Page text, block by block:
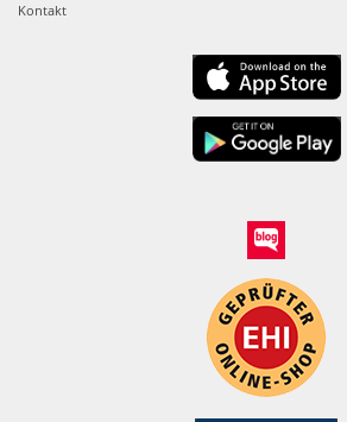
Kontakt